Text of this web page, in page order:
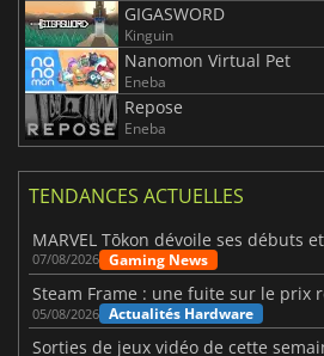
GIGASWORD
Kinguin
Nanomon Virtual Pet
Eneba
Repose
Eneba
TENDANCES ACTUELLES
07/08/2026 Gaming News
05/08/2026 Actualités Hardware